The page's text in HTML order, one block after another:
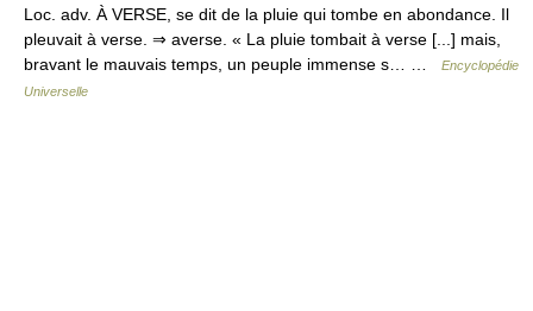
Loc. adv. À VERSE, se dit de la pluie qui tombe en abondance. Il
pleuvait à verse. ⇒ averse. « La pluie tombait à verse [...] mais,
bravant le mauvais temps, un peuple immense s… …
Encyclopédie
Universelle